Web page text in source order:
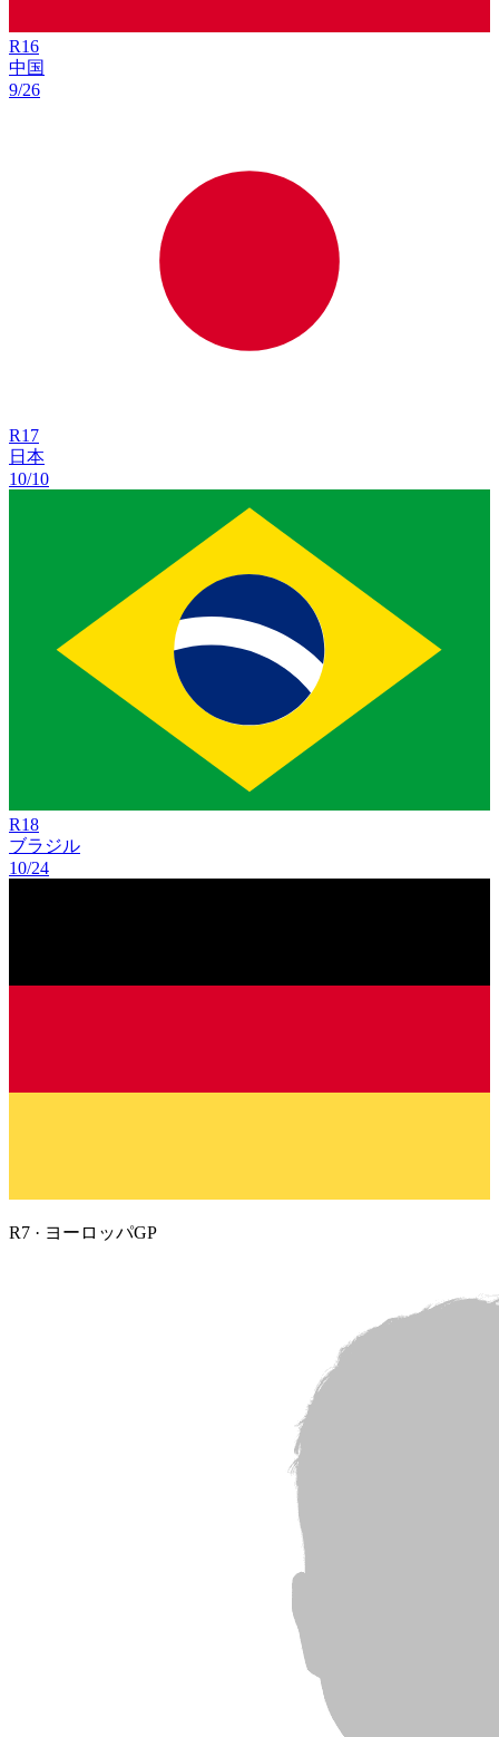
R16
中国
9/26
R17
日本
10/10
R18
ブラジル
10/24
R7 · ヨーロッパGP